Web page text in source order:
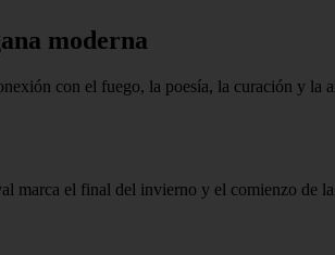
moderna
con el fuego, la poesía, la curación y la
marca el final del invierno y el comienzo de